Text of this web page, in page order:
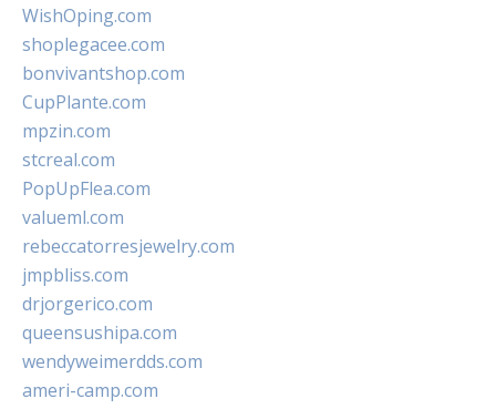
WishOping.com
shoplegacee.com
bonvivantshop.com
CupPlante.com
mpzin.com
stcreal.com
PopUpFlea.com
valueml.com
rebeccatorresjewelry.com
jmpbliss.com
drjorgerico.com
queensushipa.com
wendyweimerdds.com
ameri-camp.com